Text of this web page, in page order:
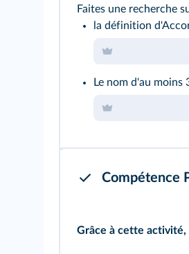
Faites une recherche
la définition
Le nom d'au moins
Compétence
Grâce à cette activité,